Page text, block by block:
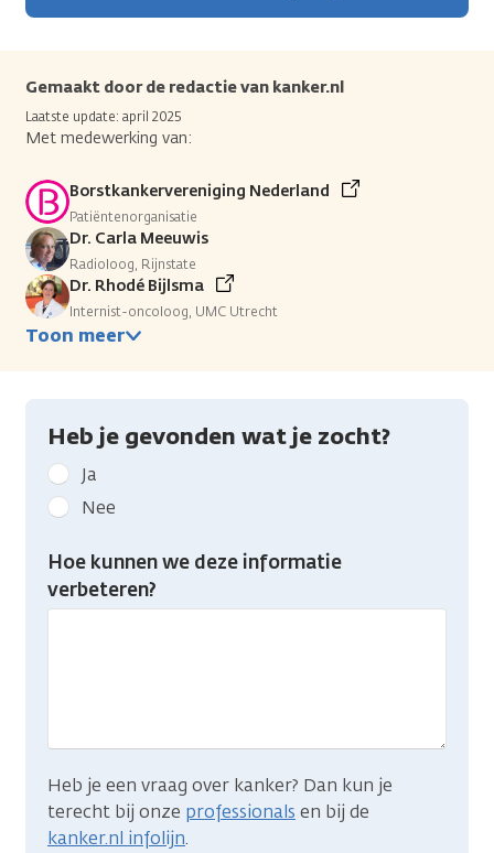
Gemaakt door de redactie van kanker.nl
Laatste update: april 2025
Met medewerking van:
Borstkankervereniging Nederland
Patiëntenorganisatie
Dr. Carla Meeuwis
Radioloog, Rijnstate
Dr. Rhodé Bijlsma
Internist-oncoloog, UMC Utrecht
Toon meer
Heb je gevonden wat je zocht?
Geef
kanker.nl
feedback:
Heb
gevonden
Ja
Nee
Hoe kunnen we deze informatie
verbeteren?
Heb je een vraag over kanker? Dan kun je
terecht bij onze professionals en bij de
kanker.nl infolijn.